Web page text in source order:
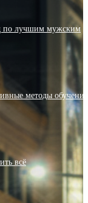
по лучшим мужским
методы
всё